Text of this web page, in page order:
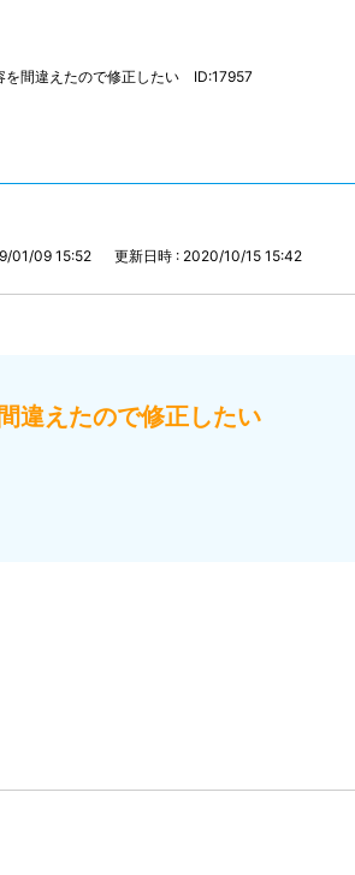
を間違えたので修正したい ID:17957
01/09 15:52 更新日時 : 2020/10/15 15:42
違えたので修正したい